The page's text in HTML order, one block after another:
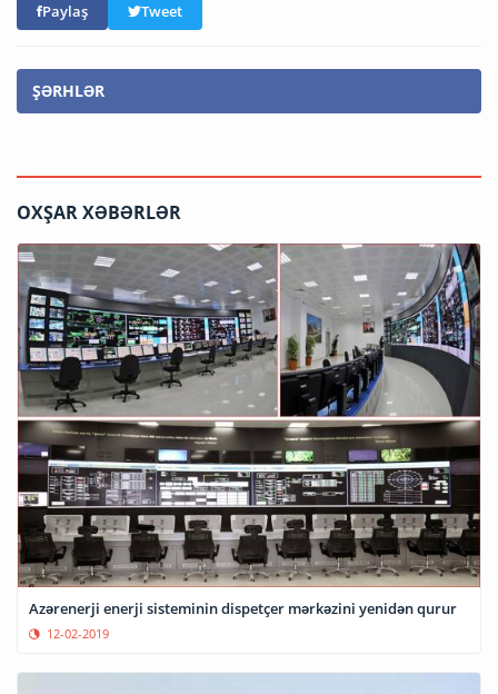
Paylaş Tweet
ŞƏRHLƏR
OXŞAR XƏBƏRLƏR
Azərenerji enerji sisteminin dispetçer mərkəzini yenidən qurur
12-02-2019